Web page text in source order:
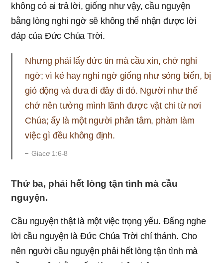
không có ai trả lời, giống như vậy, cầu nguyện
bằng lòng nghi ngờ sẽ không thể nhận được lời
đáp của Đức Chúa Trời.
Nhưng phải lấy đức tin mà cầu xin, chớ nghi
ngờ; vì kẻ hay nghi ngờ giống như sóng biển, bị
gió động và đưa đi đây đi đó. Người như thế
chớ nên tưởng mình lãnh được vật chi từ nơi
Chúa; ấy là một người phân tâm, phàm làm
việc gì đều không định.
Giacơ 1:6-8
Thứ ba, phải hết lòng tận tình mà cầu
nguyện.
Cầu nguyện thật là một việc trọng yếu. Ðấng nghe
lời cầu nguyện là Ðức Chúa Trời chí thánh. Cho
nên người cầu nguyện phải hết lòng tận tình mà